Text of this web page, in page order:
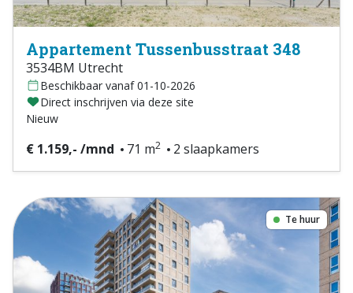
Appartement Tussenbusstraat 348
3534BM Utrecht
Beschikbaar vanaf 01-10-2026
Direct inschrijven via deze site
Nieuw
€ 1.159,- /mnd 71 m2 2 slaapkamers
Te huur